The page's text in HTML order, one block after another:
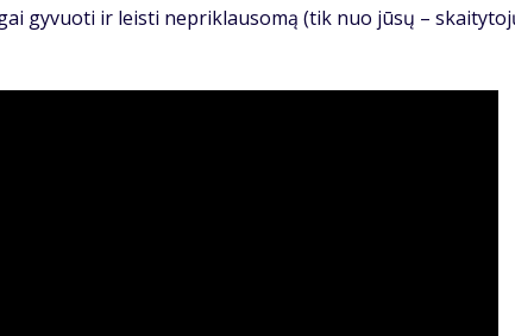
gyvuoti ir leisti nepriklausomą (tik nuo jūsų –